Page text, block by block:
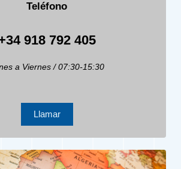
Teléfono
918 792 405
a Viernes / 07:30-15:30
Llamar